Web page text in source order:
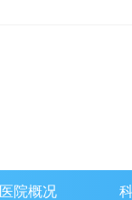
医院概况